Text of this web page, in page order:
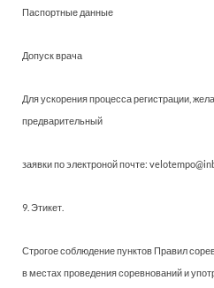
Паспортные данные
Допуск врача
Для ускорения процесса регистрации,
предварительный
заявки по электроной почте:
9. Этикет.
Строгое соблюдение пунктов Правил
в местах проведения соревнований и